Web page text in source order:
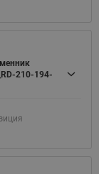
210-194-